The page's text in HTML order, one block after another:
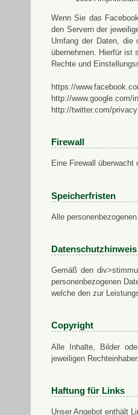
Wenn Sie das
den Servern der
Umfang der Daten, die
übernehmen. Hierfür ist
Rechte und
https://
http://www.google.com/
http://twitter.com/privacy
Firewall
Eine Firewall
Speicherfristen
Alle
Datenschutzhinweis
Gemäß den
personenbezogenen
welche den zur
Copyright
Alle Inhalte, Bilder
jeweiligen
Haftung für Links
Unser Angebot enthält